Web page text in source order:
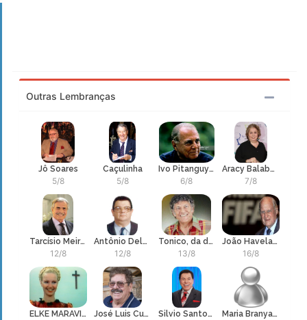
Outras Lembranças
Jô Soares
5/8
Caçulinha
5/8
Ivo Pitanguy - Ivo Hélcio Jardim de Campos Pitanguy, cirurgião plástico
6/8
Aracy Balabanian
7/8
Tarcísio Meira, ator
12/8
Antônio Delfim Netto
12/8
Tonico, da dupla sertaneja que vendeu 150 milhões de discos
13/8
João Havelange, ex-residente da Federação Internacional de Futebol
16/8
ELKE MARAVILHA, Elke Georgievna Grunnupp, atriz e modelo José Luis Cutrale Silvio Santos, Senor Abravanel Maria Branyas Morera